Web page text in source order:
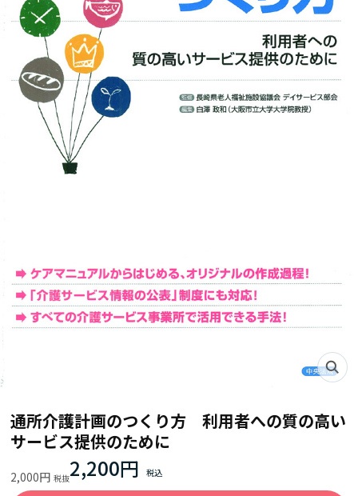
通所介護計画のつくり方 利用者への質の高い
サービス提供のために
2,000円 2,200円